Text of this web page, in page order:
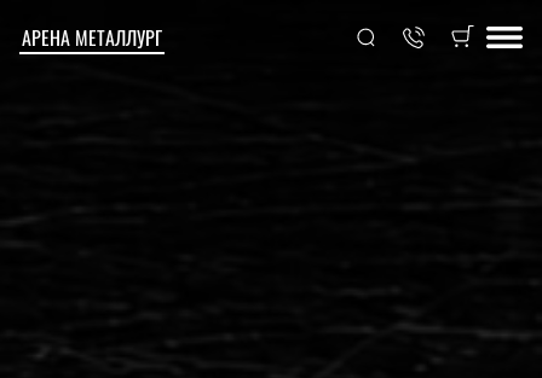
АРЕНА МЕТАЛЛУРГ